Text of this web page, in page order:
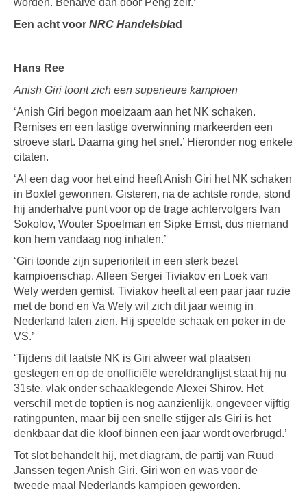
worden. Behalve dan door Peng zelf.’
Een acht voor NRC Handelsblad
Hans Ree
Anish Giri toont zich een superieure kampioen
‘Anish Giri begon moeizaam aan het NK schaken.
Remises en een lastige overwinning markeerden een
stroeve start. Daarna ging het snel.’ Hieronder nog enkele
citaten.
‘Al een dag voor het eind heeft Anish Giri het NK schaken
in Boxtel gewonnen. Gisteren, na de achtste ronde, stond
hij anderhalve punt voor op de trage achtervolgers Ivan
Sokolov, Wouter Spoelman en Sipke Ernst, dus niemand
kon hem vandaag nog inhalen.’
‘Giri toonde zijn superioriteit in een sterk bezet
kampioenschap. Alleen Sergei Tiviakov en Loek van
Wely werden gemist. Tiviakov heeft al een paar jaar ruzie
met de bond en Va Wely wil zich dit jaar weinig in
Nederland laten zien. Hij speelde schaak en poker in de
VS.’
‘Tijdens dit laatste NK is Giri alweer wat plaatsen
gestegen en op de onofficiële wereldranglijst staat hij nu
31ste, vlak onder schaaklegende Alexei Shirov. Het
verschil met de toptien is nog aanzienlijk, ongeveer vijftig
ratingpunten, maar bij een snelle stijger als Giri is het
denkbaar dat die kloof binnen een jaar wordt overbrugd.’
Tot slot behandelt hij, met diagram, de partij van Ruud
Janssen tegen Anish Giri. Giri won en was voor de
tweede maal Nederlands kampioen geworden.